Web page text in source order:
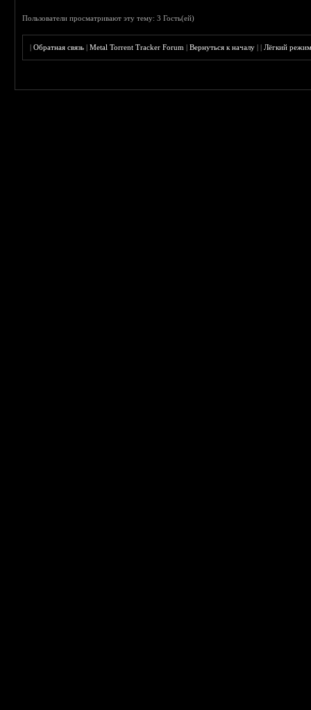
Пользователи просматривают эту тему: 3 Гость(ей)
|Обратная связь |Metal Torrent Tracker Forum |Вернуться к началу ||Лёгкий